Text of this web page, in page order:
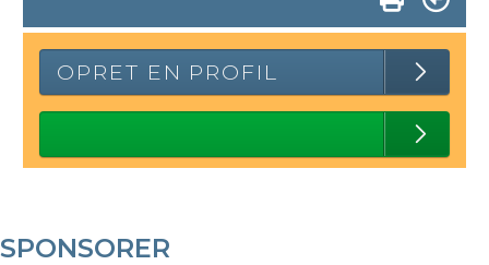
OPRET EN PROFIL
SPONSORER